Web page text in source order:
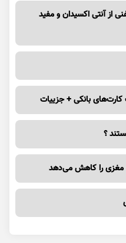
از آنتی اکسیدان و مفید
بانکی + جزییات
؟
مغزی را کاهش می‌دهد